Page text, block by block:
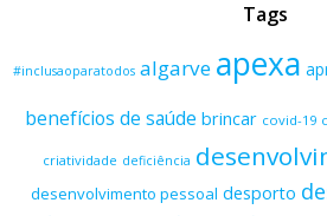
Tags
#inclusaoparatodos algarve apexa
benefícios de saúde brincar covid-19
criatividade deficiência
desenvolvimento pessoal desporto